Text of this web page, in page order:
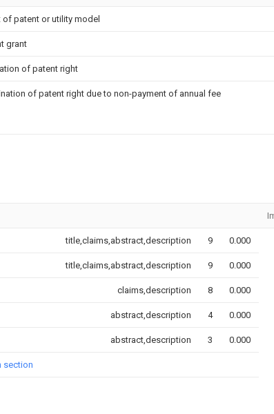
of patent or utility model
grant
of patent right
of patent right due to non-payment of annual fee
title,claims,abstract,description 9 0.000
title,claims,abstract,description 9 0.000
claims,description 8 0.000
abstract,description 4 0.000
abstract,description 3 0.000
section